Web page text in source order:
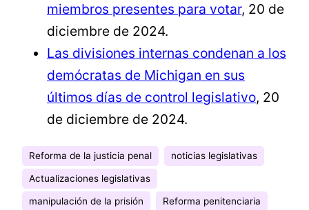
miembros presentes para votar, 20 de
diciembre de 2024.
Las divisiones internas condenan a los
demócratas de Michigan en sus
últimos días de control legislativo, 20
de diciembre de 2024.
Reforma de la justicia penal noticias legislativas
Actualizaciones legislativas
manipulación de la prisión Reforma penitenciaria